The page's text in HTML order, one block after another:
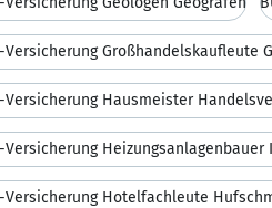
Versicherung Großhandelskaufleute
Versicherung Hausmeister
Versicherung Hotelfachleute